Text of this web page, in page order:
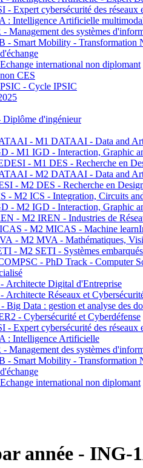
- Expert cybersécurité des réseaux
: Intelligence Artificielle
Management des systèmes
- Smart Mobility - Transformation
international non diplomant
CES
- Cycle IPSIC
d'ingénieur
- M1 DATAAI - Data and
- M1 IGD - Interaction, Graphic
- M1 DES - Recherche en
- M2 DATAAI - Data and
- M2 DES - Recherche en
- M2 ICS - Integration, Circuits
- M2 IGD - Interaction, Graphic
- M2 IREN - Industries de
- M2 MICAS - Machine
- M2 MVA - Mathématiques,
- M2 SETI - Systèmes
- PhD Track - Computer
Architecte Digital d'Entreprise
Architecte Réseaux et
Big Data : gestion et analyse des
- Cybersécurité et Cyberdéfense
- Expert cybersécurité des réseaux
: Intelligence Artificielle
Management des systèmes
- Smart Mobility - Transformation
international non diplomant
année - ING-